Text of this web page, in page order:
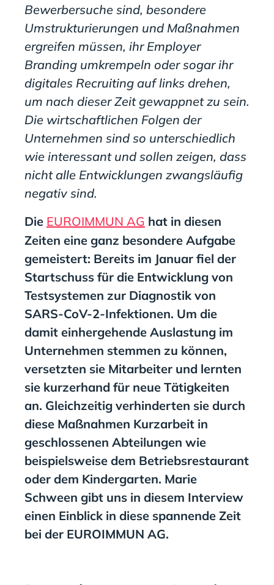
Bewerbersuche sind, besondere
Umstrukturierungen und Maßnahmen
ergreifen müssen, ihr Employer
Branding umkrempeln oder sogar ihr
digitales Recruiting auf links drehen,
um nach dieser Zeit gewappnet zu sein.
Die wirtschaftlichen Folgen der
Unternehmen sind so unterschiedlich
wie interessant und sollen zeigen, dass
nicht alle Entwicklungen zwangsläufig
negativ sind.
Die EUROIMMUN AG hat in diesen
Zeiten eine ganz besondere Aufgabe
gemeistert: Bereits im Januar fiel der
Startschuss für die Entwicklung von
Testsystemen zur Diagnostik von
SARS-CoV-2-Infektionen. Um die
damit einhergehende Auslastung im
Unternehmen stemmen zu können,
versetzten sie Mitarbeiter und lernten
sie kurzerhand für neue Tätigkeiten
an. Gleichzeitig verhinderten sie durch
diese Maßnahmen Kurzarbeit in
geschlossenen Abteilungen wie
beispielsweise dem Betriebsrestaurant
oder dem Kindergarten. Marie
Schween gibt uns in diesem Interview
einen Einblick in diese spannende Zeit
bei der EUROIMMUN AG.